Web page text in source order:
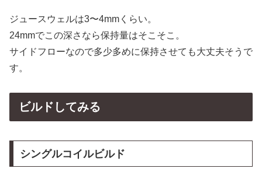
ジュースウェルは3〜4mmくらい。
24mmでこの深さなら保持量はそこそこ。
サイドフローなので多少多めに保持させても大丈夫そうで
す。
ビルドしてみる
シングルコイルビルド